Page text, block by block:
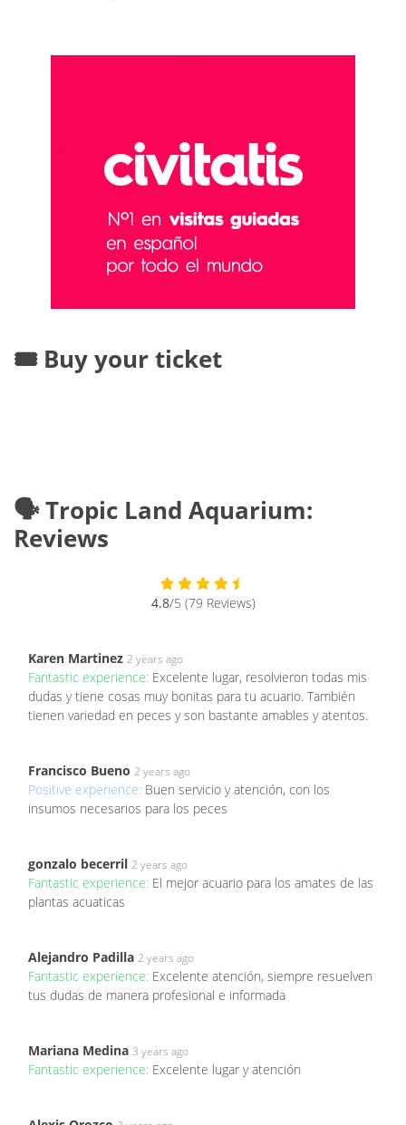
🎟️ Buy your ticket
🗣️ Tropic Land Aquarium:
Reviews
4.8/5 (79 Reviews)
Karen Martinez 2 years ago
Fantastic experience: Excelente lugar, resolvieron todas mis
dudas y tiene cosas muy bonitas para tu acuario. También
tienen variedad en peces y son bastante amables y atentos.
Francisco Bueno 2 years ago
Positive experience: Buen servicio y atención, con los
insumos necesarios para los peces
gonzalo becerril 2 years ago
Fantastic experience: El mejor acuario para los amates de las
plantas acuaticas
Alejandro Padilla 2 years ago
Fantastic experience: Excelente atención, siempre resuelven
tus dudas de manera profesional e informada
Mariana Medina 3 years ago
Fantastic experience: Excelente lugar y atención